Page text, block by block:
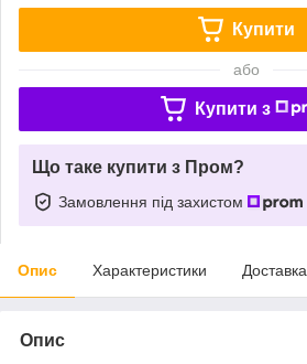
Купити
або
Купити з
Що таке купити з Пром?
Замовлення під захистом
Опис Характеристики Доставка
Опис